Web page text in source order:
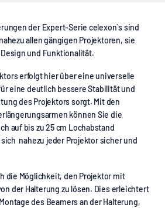
der Expert-Serie celexon´s sind
allen gängigen Projektoren, sie
und Funktionalität.
erfolgt hier über eine universelle
eine deutlich bessere Stabilität und
des Projektors sorgt. Mit den
können Sie die
auf bis zu 25 cm Lochabstand
nahezu jeder Projektor sicher und
die Möglichkeit, den Projektor mit
der Halterung zu lösen. Dies erleichtert
des Beamers an der Halterung,